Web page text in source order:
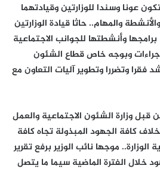
عونا وسندا للوزارتين وقيادتهما
والمهام.. حاثا قيادة الوزارتين
وأنشطتها للجوانب الاجتماعية
وبوجه خاص قطاع الشئون
فقرا وتضررا وتطوير آليات التعاون مع
قبل وزارة الشئون الاجتماعية والعمل
كافة الجهود المبذولة تجاه كافة
موجها نائب الوزير برفع تقرير
خلال الفترة الماضية سيما ما يتصل